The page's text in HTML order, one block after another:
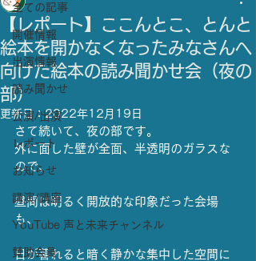
全ての記事
開催情報
出演情報
読み聞かせ
公演/出演
レポート
お知らせ
講演/講座
YouTube 声と未来チャンネル
賛助会員
【レポート】ここんとこ、とんと
絵本を開かなくなったみなさんへ
向けた絵本の読み聞かせ会（夜の
部）
更新日：2022年12月19日
さて続いて、夜の部です。
外に面した壁が全面、半透明のガラスな
ので、
昼間は明るく開放的な印象だった会場
も、
日が暮れると暗く静かな集中した空間に